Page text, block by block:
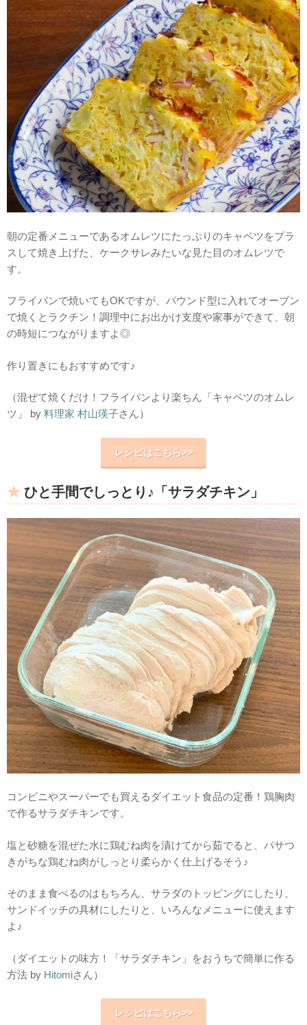
朝の定番メニューであるオムレツにたっぷりのキャベツをプラ
スして焼き上げた、ケークサレみたいな見た目のオムレツで
す。
フライパンで焼いてもOKですが、パウンド型に入れてオーブン
で焼くとラクチン！調理中にお出かけ支度や家事ができて、朝
の時短につながりますよ◎
作り置きにもおすすめです♪
（混ぜて焼くだけ！フライパンより楽ちん「キャベツのオムレ
ツ」 by 料理家 村山瑛子さん）
レシピはこちら>>
ひと手間でしっとり♪「サラダチキン」
コンビニやスーパーでも買えるダイエット食品の定番！鶏胸肉
で作るサラダチキンです。
塩と砂糖を混ぜた水に鶏むね肉を漬けてから茹でると、パサつ
きがちな鶏むね肉がしっとり柔らかく仕上げるそう♪
そのまま食べるのはもちろん、サラダのトッピングにしたり、
サンドイッチの具材にしたりと、いろんなメニューに使えます
よ♪
（ダイエットの味方！「サラダチキン」をおうちで簡単に作る
方法 by Hitomiさん）
レシピはこちら>>